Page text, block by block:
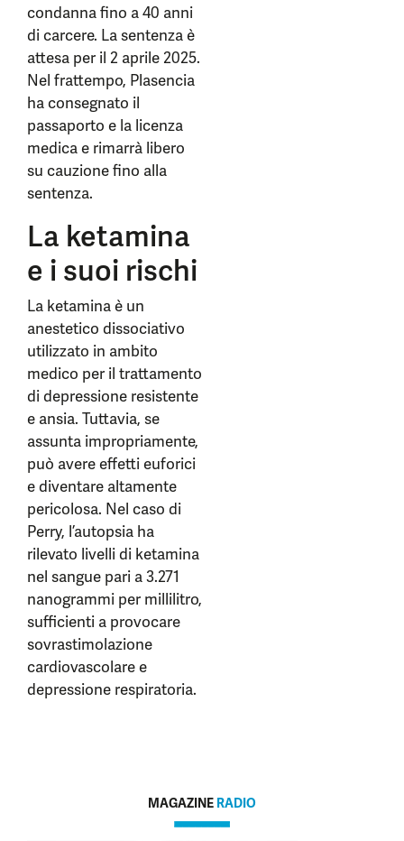
condanna fino a 40 anni
di carcere. La sentenza è
attesa per il 2 aprile 2025.
Nel frattempo, Plasencia
ha consegnato il
passaporto e la licenza
medica e rimarrà libero
su cauzione fino alla
sentenza.
La ketamina
e i suoi rischi
La ketamina è un
anestetico dissociativo
utilizzato in ambito
medico per il trattamento
di depressione resistente
e ansia. Tuttavia, se
assunta impropriamente,
può avere effetti euforici
e diventare altamente
pericolosa. Nel caso di
Perry, l’autopsia ha
rilevato livelli di ketamina
nel sangue pari a 3.271
nanogrammi per millilitro,
sufficienti a provocare
sovrastimolazione
cardiovascolare e
depressione respiratoria.
MAGAZINE RADIO